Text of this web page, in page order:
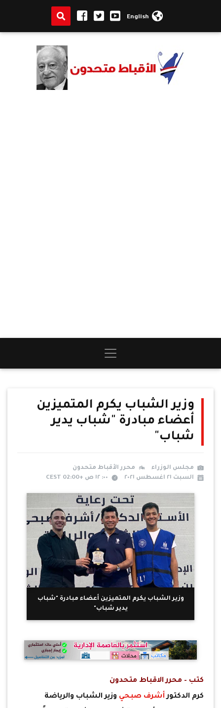
English
وزير الشباب يكرم المتميزين
أعضاء مبادرة "شباب يدير
شباب"
مجلس الوزراء
محرر الأقباط متحدون
السبت ٢١ اغسطس ٢٠٢١
٠٠: ١٢ ص +02:00 CEST
وزير الشباب يكرم المتميزين أعضاء مبادرة "شباب
يدير شباب"
كتب – محرر الاقباط متحدون
كرم الدكتورأشرف صبحي وزير الشباب والرياضة